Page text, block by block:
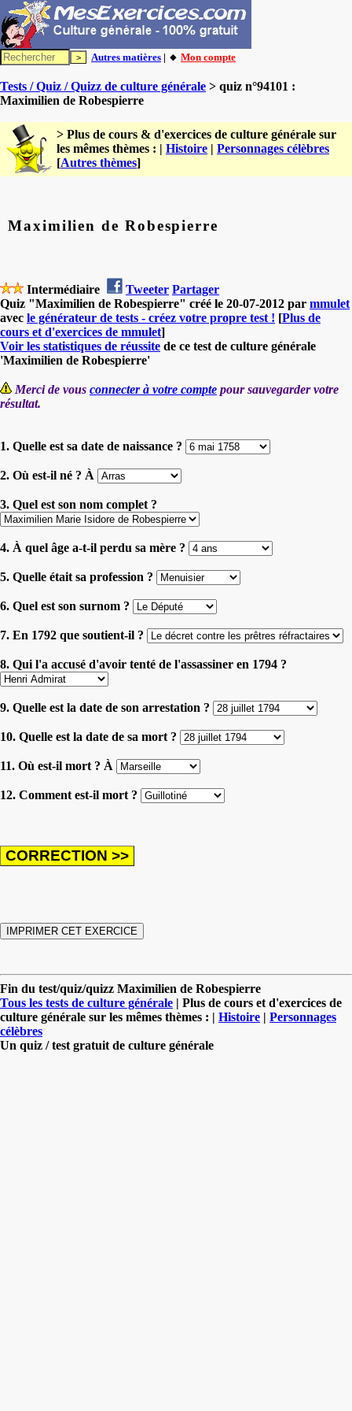
Autres matières | 🔸 Mon compte
Tests / Quiz / Quizz de culture générale > quiz n°94101 :
Maximilien de Robespierre
> Plus de cours & d'exercices de culture générale sur
les mêmes thèmes : | Histoire | Personnages célèbres
[Autres thèmes]
Maximilien de Robespierre
Intermédiaire Tweeter Partager
Quiz "Maximilien de Robespierre" créé le 20-07-2012 par mmulet
avec le générateur de tests - créez votre propre test ! [Plus de
cours et d'exercices de mmulet]
Voir les statistiques de réussite de ce test de culture générale
'Maximilien de Robespierre'
Merci de vous connecter à votre compte pour sauvegarder votre
résultat.
1. Quelle est sa date de naissance ?
2. Où est-il né ? À
3. Quel est son nom complet ?
4. À quel âge a-t-il perdu sa mère ?
5. Quelle était sa profession ?
6. Quel est son surnom ?
7. En 1792 que soutient-il ?
8. Qui l'a accusé d'avoir tenté de l'assassiner en 1794 ?
9. Quelle est la date de son arrestation ?
10. Quelle est la date de sa mort ?
11. Où est-il mort ? À
12. Comment est-il mort ?
Fin du test/quiz/quizz Maximilien de Robespierre
Tous les tests de culture générale | Plus de cours et d'exercices de
culture générale sur les mêmes thèmes : | Histoire | Personnages
célèbres
Un quiz / test gratuit de culture générale